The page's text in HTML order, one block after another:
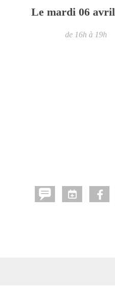
Le mardi 06 avril
de 16h à 19h